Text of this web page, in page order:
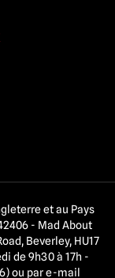
et au Pays
- Mad About
Beverley, HU17
de 9h30 à 17h -
ou par e-mail